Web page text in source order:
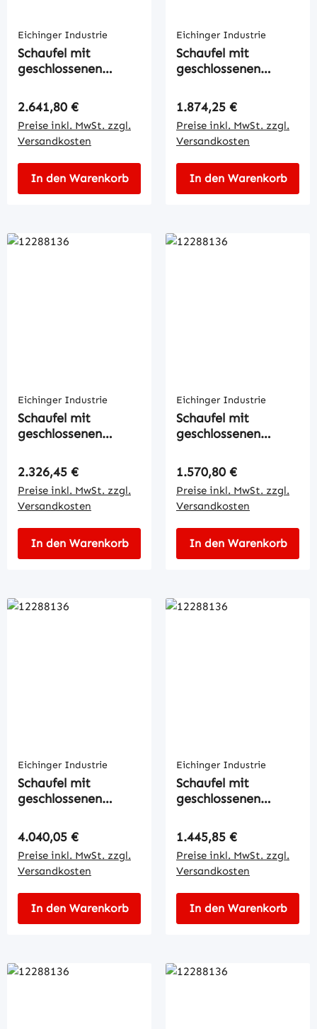
Eichinger Industrie
Schaufel mit
geschlossenen
Regulärer Preis:
2.641,80 €
Preise inkl. MwSt. zzgl.
Versandkosten
In den Warenkorb
Eichinger Industrie
Schaufel mit
geschlossenen
Regulärer Preis:
1.874,25 €
Preise inkl. MwSt. zzgl.
Versandkosten
In den Warenkorb
Eichinger Industrie
Schaufel mit
geschlossenen
Regulärer Preis:
2.326,45 €
Preise inkl. MwSt. zzgl.
Versandkosten
In den Warenkorb
Eichinger Industrie
Schaufel mit
geschlossenen
Regulärer Preis:
1.570,80 €
Preise inkl. MwSt. zzgl.
Versandkosten
In den Warenkorb
Eichinger Industrie
Schaufel mit
geschlossenen
Regulärer Preis:
4.040,05 €
Preise inkl. MwSt. zzgl.
Versandkosten
In den Warenkorb
Eichinger Industrie
Schaufel mit
geschlossenen
Regulärer Preis:
1.445,85 €
Preise inkl. MwSt. zzgl.
Versandkosten
In den Warenkorb